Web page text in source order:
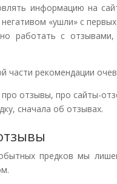
информацию на
«ушли» с
работать с
части рекомендации
про отзывы, про сайты-
сначала об отзывах.
предков мы